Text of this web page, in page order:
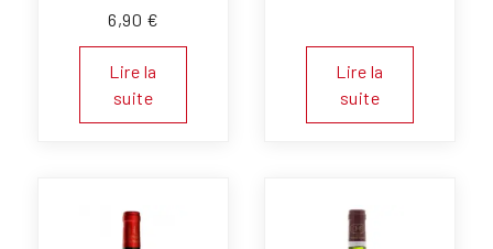
6,90 €
Lire la
suite
Lire la
suite